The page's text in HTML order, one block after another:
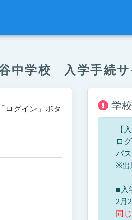
中学校 入学手続サ
ログイン」ボタ
学
【
ロ
パ
※出
■入
2月
同